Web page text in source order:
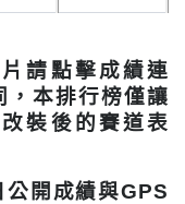
請點擊成績連
，本排行榜僅讓
裝後的賽道表
開成績與GPS